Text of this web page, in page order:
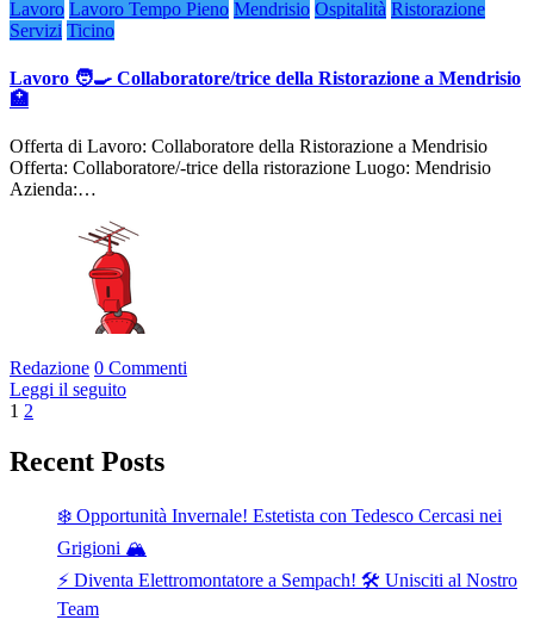
Lavoro Lavoro Tempo Pieno Mendrisio Ospitalità Ristorazione
Servizi Ticino
Lavoro 🧑‍🍳 Collaboratore/trice della Ristorazione a Mendrisio
🏥
Offerta di Lavoro: Collaboratore della Ristorazione a Mendrisio
Offerta: Collaboratore/-trice della ristorazione Luogo: Mendrisio
Azienda:…
Redazione 0 Commenti
Leggi il seguito
Paginazione
degli
articoli
1 2
Recent Posts
❄️ Opportunità Invernale! Estetista con Tedesco Cercasi nei
Grigioni 🏔️
⚡ Diventa Elettromontatore a Sempach! 🛠️ Unisciti al Nostro
Team